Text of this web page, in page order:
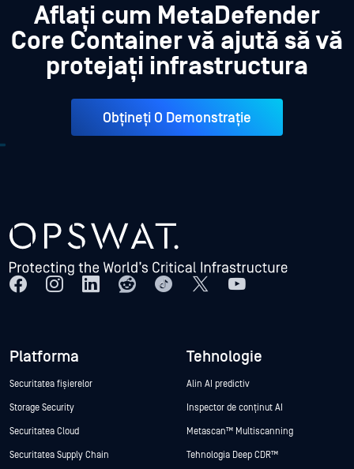
Aflați cum MetaDefender
Core Container vă ajută să vă
protejați infrastructura
Obțineți O Demonstrație
Platforma
Securitatea fișierelor
Storage Security
Securitatea Cloud
Securitatea Supply Chain
Tehnologie
Alin AI predictiv
Inspector de conținut AI
Metascan™ Multiscanning
Tehnologia Deep CDR™